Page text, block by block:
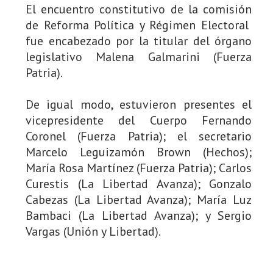
El encuentro constitutivo de la comisión
de Reforma Política y Régimen Electoral
fue encabezado por la titular del órgano
legislativo Malena Galmarini (Fuerza
Patria).
De igual modo, estuvieron presentes el
vicepresidente del Cuerpo Fernando
Coronel (Fuerza Patria); el secretario
Marcelo Leguizamón Brown (Hechos);
María Rosa Martínez (Fuerza Patria); Carlos
Curestis (La Libertad Avanza); Gonzalo
Cabezas (La Libertad Avanza); María Luz
Bambaci (La Libertad Avanza); y Sergio
Vargas (Unión y Libertad).